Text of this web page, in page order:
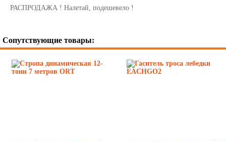
РАСПРОДАЖА ! Налетай, подешевело !
Сопутствующие товары: